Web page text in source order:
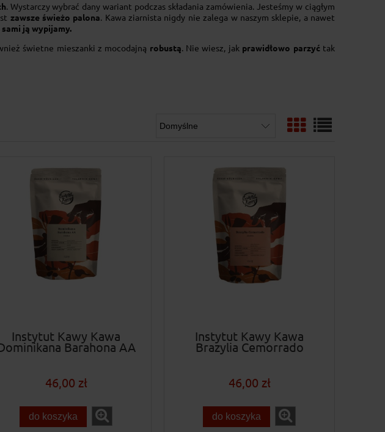
. Wystarczy wybrać dany wariant podczas składania zamówienia. Jesteśmy w ciągłym
zawsze świeżo palona. Kawa ziarnista nigdy nie zalega w naszym sklepie, a nawet
sami ją wypijamy.
świetne mieszanki z mocodajną robustą. Nie wiesz, jak prawidłowo parzyćtak
Instytut Kawy Kawa
Barahona AA
46,00 zł
do koszyka
Instytut Kawy Kawa
Brazylia Cemorrado
46,00 zł
do koszyka